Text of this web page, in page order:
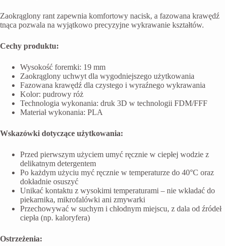
Zaokrąglony rant zapewnia komfortowy nacisk, a fazowana krawędź
tnąca pozwala na wyjątkowo precyzyjne wykrawanie kształtów.
Cechy produktu:
Wysokość foremki: 19 mm
Zaokrąglony uchwyt dla wygodniejszego użytkowania
Fazowana krawędź dla czystego i wyraźnego wykrawania
Kolor: pudrowy róż
Technologia wykonania: druk 3D w technologii FDM/FFF
Materiał wykonania: PLA
Wskazówki dotyczące użytkowania:
Przed pierwszym użyciem umyć ręcznie w ciepłej wodzie z
delikatnym detergentem
Po każdym użyciu myć ręcznie w temperaturze do 40°C oraz
dokładnie osuszyć
Unikać kontaktu z wysokimi temperaturami – nie wkładać do
piekarnika, mikrofalówki ani zmywarki
Przechowywać w suchym i chłodnym miejscu, z dala od źródeł
ciepła (np. kaloryfera)
Ostrzeżenia: